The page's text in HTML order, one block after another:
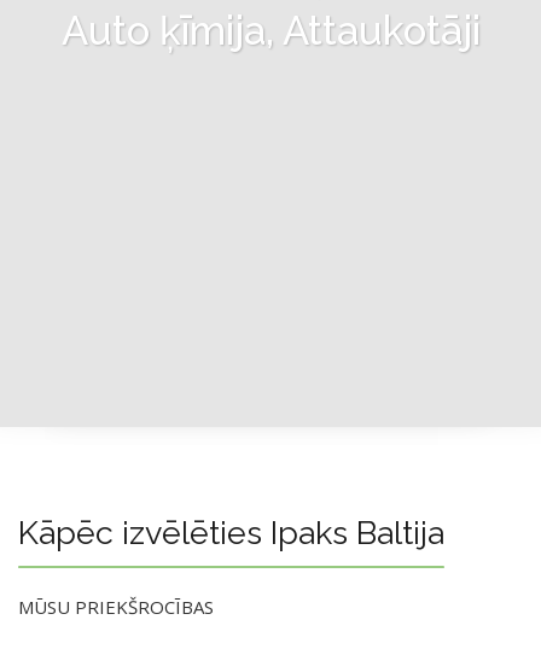
Auto ķīmija, Attaukotāji
Kāpēc izvēlēties Ipaks Baltija
MŪSU PRIEKŠROCĪBAS